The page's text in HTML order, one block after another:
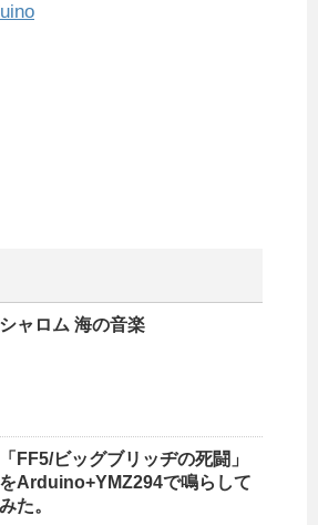
シャロム 海の音楽
「FF5/ビッグブリッヂの死闘」
をArduino+YMZ294で鳴らして
みた。